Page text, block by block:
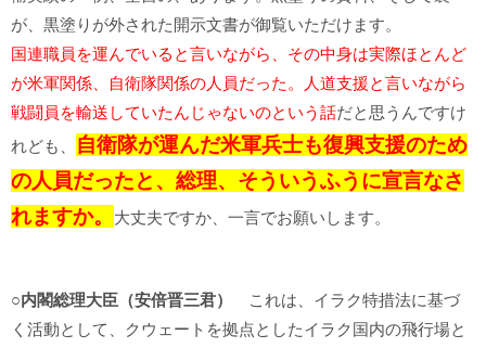
が、黒塗りが外された開示文書が御覧いただけます。
国連職員を運んでいると言いながら、その中身は実際ほとんど
が米軍関係、自衛隊関係の人員だった。人道支援と言いながら
戦闘員を輸送していたんじゃないのという話だと思うんですけ
れども、
自衛隊が運んだ米軍兵士も復興支援のため
の人員だったと、総理、そういうふうに宣言なさ
れますか。
大丈夫ですか、一言でお願いします。
○内閣総理大臣（安倍晋三君）
これは、イラク特措法に基づ
く活動として、クウェートを拠点としたイラク国内の飛行場と